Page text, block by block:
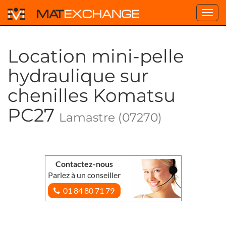
Location mini-pelle
hydraulique sur
chenilles Komatsu
PC27 Lamastre (07270)
Contactez-nous
Parlez à un conseiller
01 84 80 71 79